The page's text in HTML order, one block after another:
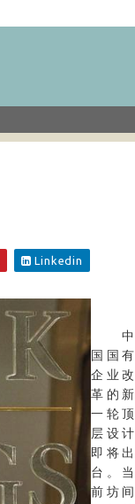
Linkedin
中
国国有
企业改
革的新
一轮顶
层设计
即将出
台。当
前坊间